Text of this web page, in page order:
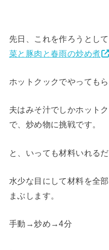
先日、これを作ろうとし
菜と豚肉と春雨の炒め煮
ホットクックでやっても
夫はみそ汁でしかホット
で、炒め物に挑戦です。
と、いっても材料いれるだ
水少な目にして材料を全
まぶします。
手動→炒め→4分